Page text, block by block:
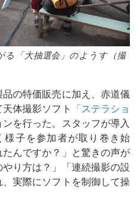
る「大抽選会」のようす（撮
の特価販売に加え、赤道儀
体撮影ソフト 「ステラショ
を行った。スタッフが導入
子を参加者が取り巻き始
んですか？」と驚きの声が
り方は？」「連続撮影の設
実際にソフトを制御して操